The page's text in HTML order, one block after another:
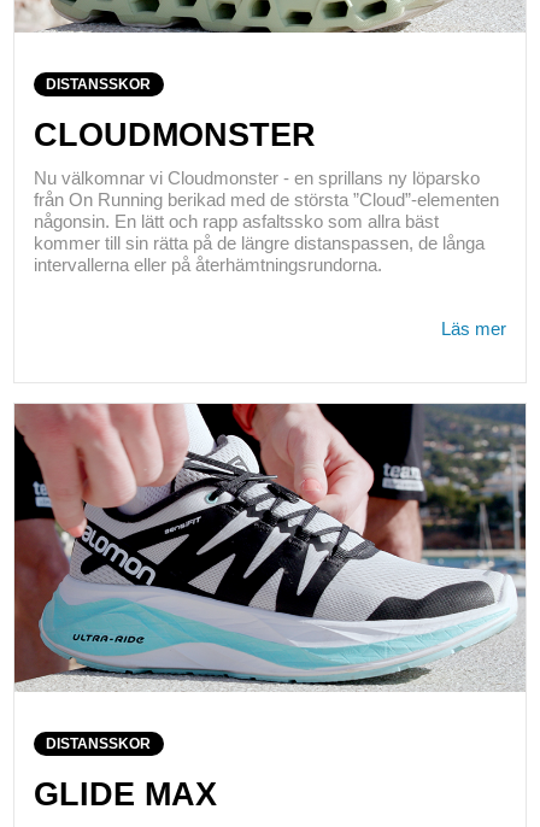
DISTANSSKOR
CLOUDMONSTER
Nu välkomnar vi Cloudmonster - en sprillans ny löparsko
från On Running berikad med de största ”Cloud”-elementen
någonsin. En lätt och rapp asfaltssko som allra bäst
kommer till sin rätta på de längre distanspassen, de långa
intervallerna eller på återhämtningsrundorna.
Läs mer
DISTANSSKOR
GLIDE MAX